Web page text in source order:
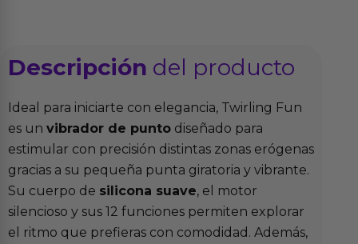
Descripción del producto
Ideal para iniciarte con elegancia, Twirling Fun
es un vibrador de punto diseñado para
estimular con precisión distintas zonas erógenas
gracias a su pequeña punta giratoria y vibrante.
Su cuerpo de silicona suave, el motor
silencioso y sus 12 funciones permiten explorar
el ritmo que prefieras con comodidad. Además,